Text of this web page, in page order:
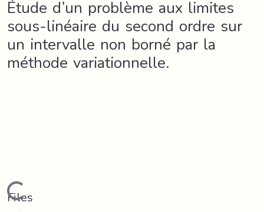
Étude d’un problème aux limites
sous-linéaire du second ordre sur
un intervalle non borné par la
méthode variationnelle.
Loading...
Files